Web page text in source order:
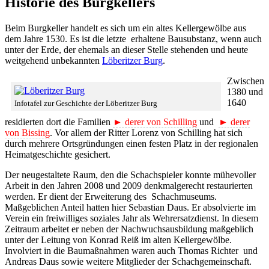
Beim Burgkeller handelt es sich um ein altes Kellergewölbe aus
dem Jahre 1530. Es ist die letzte erhaltene Bausubstanz, wenn auch
unter der Erde, der ehemals an dieser Stelle stehenden und heute
weitgehend unbekannten Löberitzer Burg.
Infotafel zur Geschichte der Löberitzer Burg
Zwischen
1380 und
1640
residierten dort die Familien ► derer von Schilling und
► derer
von Bissing. Vor allem der Ritter Lorenz von Schilling hat sich
durch mehrere Ortsgründungen einen festen Platz in der regionalen
Heimatgeschichte gesichert.
Der neugestaltete Raum, den die Schachspieler konnte mühevoller
Arbeit in den Jahren 2008 und 2009 denkmalgerecht restaurierten
werden. Er dient der Erweiterung des Schachmuseums.
Maßgeblichen Anteil hatten hier Sebastian Daus. Er absolvierte im
Verein ein freiwilliges soziales Jahr als Wehrersatzdienst. In diesem
Zeitraum arbeitet er neben der Nachwuchsausbildung maßgeblich
unter der Leitung von Konrad Reiß im alten Kellergewölbe.
Involviert in die Baumaßnahmen waren auch Thomas Richter und
Andreas Daus sowie weitere Mitglieder der Schachgemeinschaft.